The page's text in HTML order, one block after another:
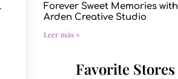
Forever Sweet Memories with
Arden Creative Studio
Leer más »
Favorite Stores